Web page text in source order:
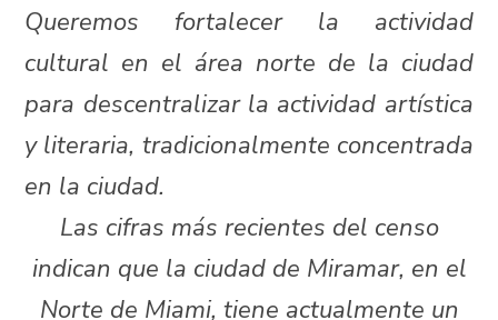
Queremos fortalecer la actividad
cultural en el área norte de la ciudad
para descentralizar la actividad artística
y literaria, tradicionalmente concentrada
en la ciudad.
Las cifras más recientes del censo
indican que la ciudad de Miramar, en el
Norte de Miami, tiene actualmente un